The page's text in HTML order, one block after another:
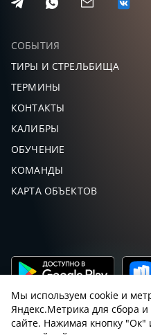
СОБЫТИЯ
ТИРЫ И СТРЕЛЬБИЩА
ТЕРМИНЫ
КОНТАКТЫ
КАЛИБРЫ
ОБУЧЕНИЕ
КОМАНДЫ
КАРТА ОБЪЕКТОВ
Мы используем cookie и
Яндекс.Метрика для сбора
сайте. Нажимая кнопку "Ок"